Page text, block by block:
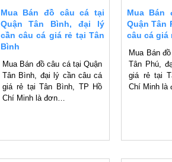
Mua Bán đồ câu cá tại
Quận Tân Bình, đại lý
cần câu cá giá rẻ tại Tân
Bình
Mua Bán đồ câu cá tại Quận
Tân Bình, đại lý cần câu cá
giá rẻ tại Tân Bình, TP Hồ
Chí Minh là đơn…
Mua Bán
Quận Tân
câu cá giá
Mua Bán
Tân Phú,
giá rẻ tại
Chí Minh